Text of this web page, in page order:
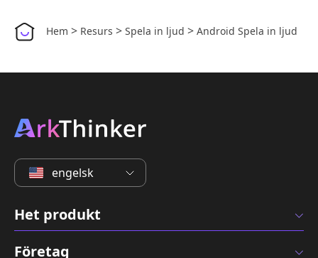
Hem > Resurs > Spela in ljud > Android Spela in ljud
engelsk
Het produkt
Företag